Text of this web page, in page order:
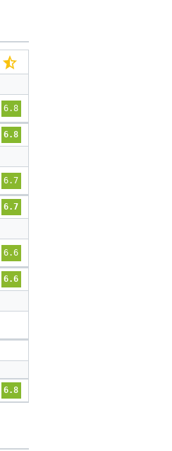
6.8
6.8
6.7
6.7
6.6
6.6
6.8